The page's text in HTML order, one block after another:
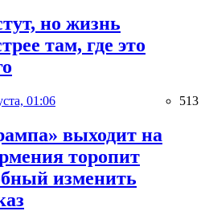
но жизнь
там, где это
01:06 513
выходит на
торопит
изменить